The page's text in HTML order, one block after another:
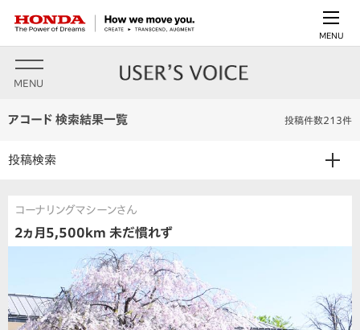
MENU
MENU
アコード 検索結果一覧 投稿件数213件
投稿検索
コーナリングマシーンさん
2ヵ月5,500km 未だ慣れず